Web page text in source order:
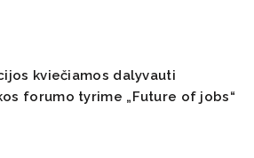
kviečiamos dalyvauti
forumo tyrime „Future of jobs“